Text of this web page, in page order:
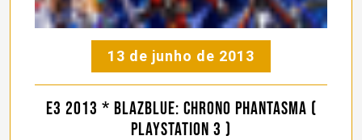
13 de junho de 2013
E3 2013 * BlazBlue: Chrono Phantasma (
Playstation 3 )